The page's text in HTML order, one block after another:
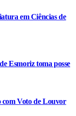
em Ciências de
Esmoriz toma posse
com Voto de Louvor